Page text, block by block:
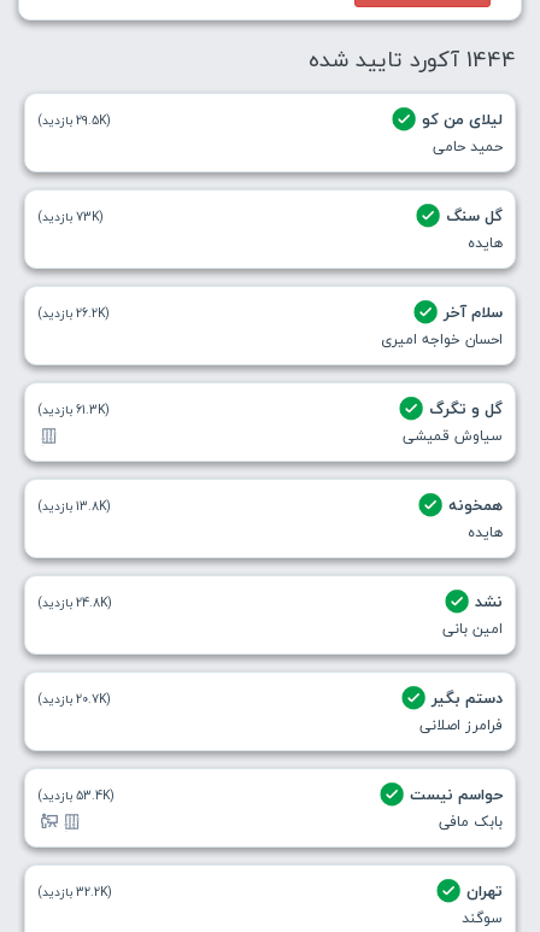
1444 آکورد تایید شده
لیلای من کو
حمید حامی
(29.5K بازدید)
گل سنگ
هایده
(73K بازدید)
سلام آخر
احسان خواجه امیری
(26.2K بازدید)
گل و تگرگ
سیاوش قمیشی
(61.3K بازدید)
همخونه
هایده
(13.8K بازدید)
نشد
امین بانی
(24.8K بازدید)
دستم بگیر
فرامرز اصلانی
(20.7K بازدید)
حواسم نیست
بابک مافی
(53.4K بازدید)
تهران
سوگند
(32.2K بازدید)